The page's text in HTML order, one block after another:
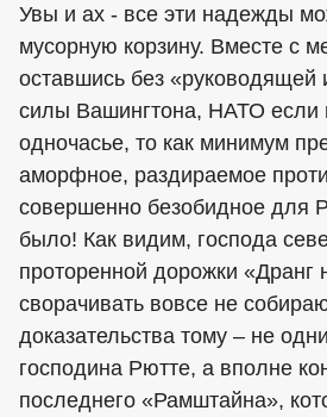
Увы и ах - все эти надежды
мусорную корзину. Вместе с
оставшись без
силы Вашингтона, НАТО если
одночасье, то как минимум
аморфное, раздираемое
совершенно безобидное для
было! Как видим, господа
проторенной дорожки «Дранг
сворачивать вовсе не
доказательства тому – не
господина Рютте, а вполне
последнего «Рамштайна»,